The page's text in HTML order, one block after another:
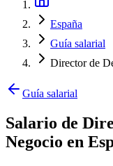
España
Guía salarial
Director de
Guía salarial
Salario de
Negocio en